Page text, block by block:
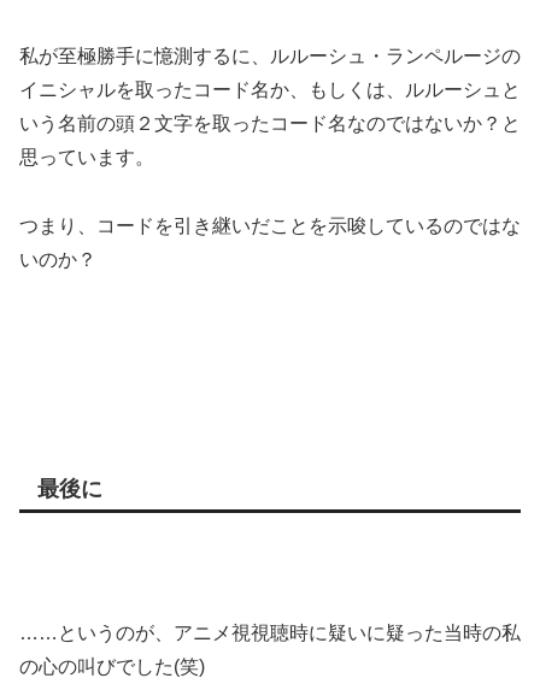
私が至極勝手に憶測するに、ルルーシュ・ランペルージの
イニシャルを取ったコード名か、もしくは、ルルーシュと
いう名前の頭２文字を取ったコード名なのではないか？と
思っています。
つまり、コードを引き継いだことを示唆しているのではな
いのか？
最後に
……というのが、アニメ視視聴時に疑いに疑った当時の私
の心の叫びでした(笑)